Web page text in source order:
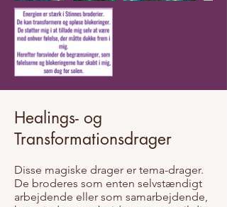
Healings- og
Transformationsdrager
Disse magiske drager er tema-drager.
De broderes som enten selvstændigt
arbejdende eller som samarbejdende,